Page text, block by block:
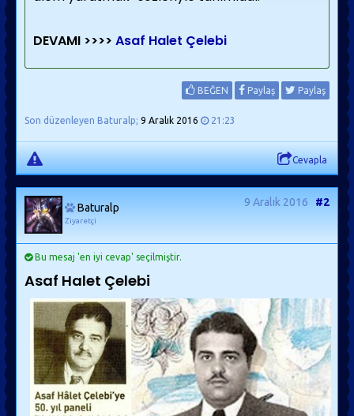
DEVAMI >>>> Asaf Halet Çelebi
BEĞEN Paylaş Paylaş
Son düzenleyen Baturalp; 9 Aralık 2016 21:23
Cevapla
Baturalp
Ziyaretçi
9 Aralık 2016 #2
Bu mesaj 'en iyi cevap' seçilmiştir.
Asaf Halet Çelebi